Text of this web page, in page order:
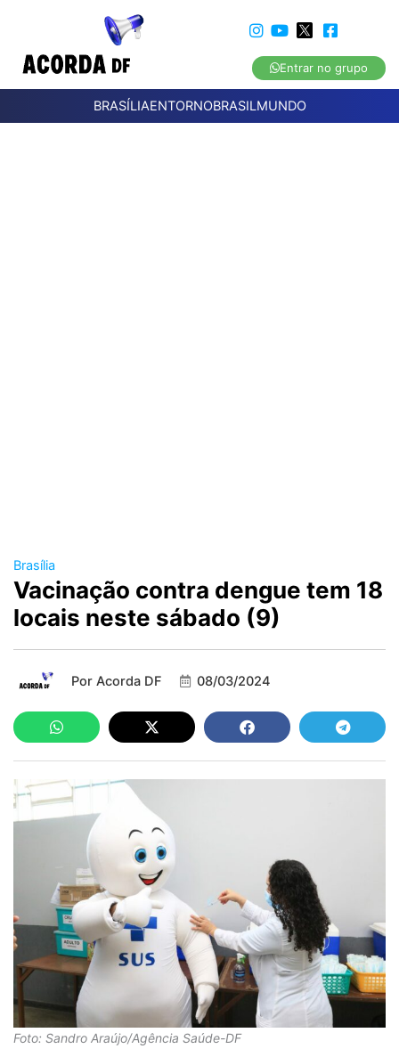
Entrar no grupo
BRASÍLIAENTORNOBRASILMUNDO
Brasília
Vacinação contra dengue tem 18
locais neste sábado (9)
Por Acorda DF 08/03/2024
Foto: Sandro Araújo/Agência Saúde-DF